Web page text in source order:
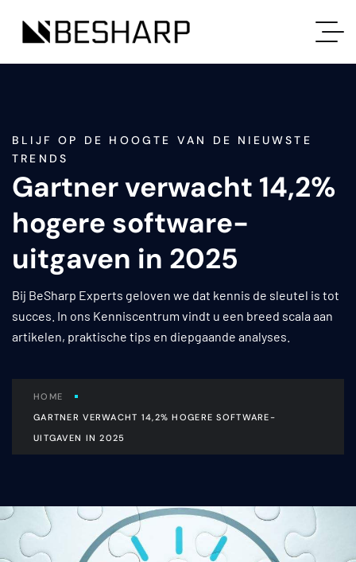
BLIJF OP DE HOOGTE VAN DE NIEUWSTE
TRENDS
Gartner verwacht 14,2%
hogere software-
uitgaven in 2025
Bij BeSharp Experts geloven we dat kennis de sleutel is tot
succes. In ons Kenniscentrum vindt u een breed scala aan
artikelen, praktische tips en diepgaande analyses.
HOME
GARTNER VERWACHT 14,2% HOGERE SOFTWARE-
UITGAVEN IN 2025